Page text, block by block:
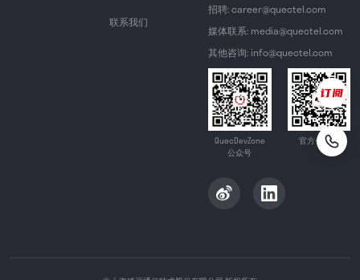
联系我们
招聘: career@quectel.com
媒体联系: media@quectel.com
其他咨询: info@quectel.com
QuecDevZone
公众号
官方公众号